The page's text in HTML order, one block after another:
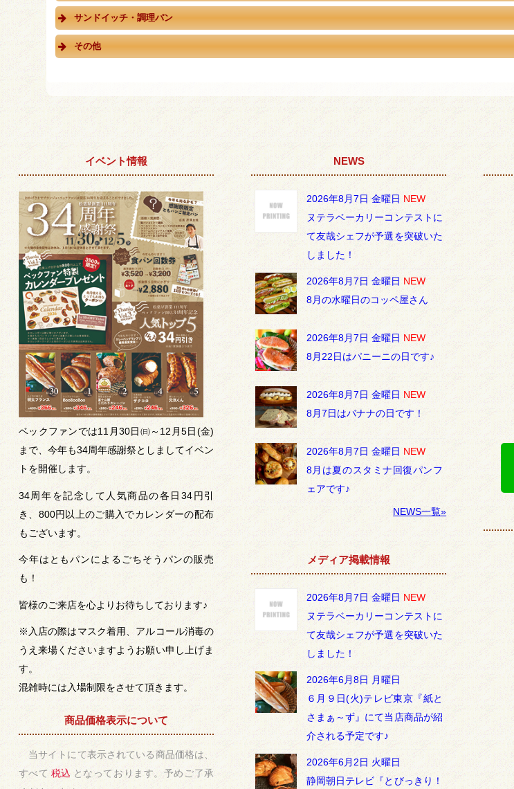
サンドイッチ・調理パン
その他
イベント情報
ベックファンでは11月30日㈰～12月5日(金)
まで、今年も34周年感謝祭としましてイベン
トを開催します。
34周年を記念して人気商品の各日34円引
き、800円以上のご購入でカレンダーの配布
もございます。
今年はともパンによるごちそうパンの販売
も！
皆様のご来店を心よりお待ちしております♪
※入店の際はマスク着用、アルコール消毒の
うえ来場くださいますようお願い申し上げま
す。
混雑時には入場制限をさせて頂きます。
商品価格表示について
当サイトにて表示されている商品価格は、
すべて 税込 となっております。予めご了承
NEWS
2026年8月7日 金曜日 NEW
ヌテラベーカリーコンテストに
て友哉シェフが予選を突破いた
しました！
2026年8月7日 金曜日 NEW
8月の水曜日のコッペ屋さん
2026年8月7日 金曜日 NEW
8月22日はパニーニの日です♪
2026年8月7日 金曜日 NEW
8月7日はバナナの日です！
2026年8月7日 金曜日 NEW
8月は夏のスタミナ回復パンフ
ェアです♪
NEWS一覧»
メディア掲載情報
2026年8月7日 金曜日 NEW
ヌテラベーカリーコンテストに
て友哉シェフが予選を突破いた
しました！
2026年6月8日 月曜日
６月９日(火)テレビ東京『紙と
さまぁ～ず』にて当店商品が紹
介される予定です♪
2026年6月2日 火曜日
静岡朝日テレビ『とびっきり！